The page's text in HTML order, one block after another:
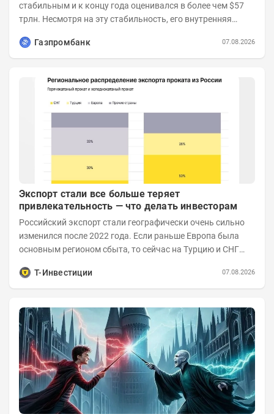
стабильным и к концу года оценивался в более чем $57
трлн. Несмотря на эту стабильность, его внутренняя
Газпромбанк
07.08.2026
Экспорт стали все больше теряет
привлекательность — что делать инвесторам
Российский экспорт стали географически очень сильно
изменился после 2022 года. Если раньше Европа была
основным регионом сбыта, то сейчас на Турцию и СНГ
Т-Инвестиции
07.08.2026